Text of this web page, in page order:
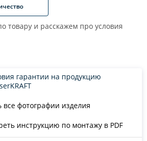
товару и расскажем про условия
все фотографии изделия
инструкцию по монтажу в PDF
гарантии на продукцию